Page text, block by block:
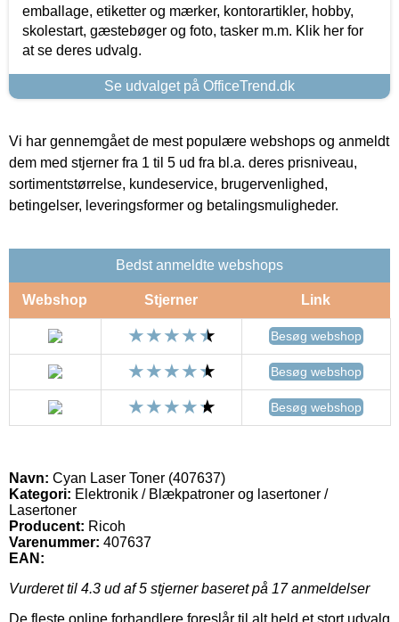
emballage, etiketter og mærker, kontorartikler, hobby,
skolestart, gæstebøger og foto, tasker m.m. Klik her for
at se deres udvalg.
Se udvalget på OfficeTrend.dk
Vi har gennemgået de mest populære webshops og anmeldt
dem med stjerner fra 1 til 5 ud fra bl.a. deres prisniveau,
sortimentstørrelse, kundeservice, brugervenlighed,
betingelser, leveringsformer og betalingsmuligheder.
Bedst anmeldte webshops
Webshop Stjerner Link
Besøg webshop
Besøg webshop
Besøg webshop
Navn: Cyan Laser Toner (407637)
Kategori: Elektronik / Blækpatroner og lasertoner /
Lasertoner
Producent: Ricoh
Varenummer: 407637
EAN:
Vurderet til 4.3 ud af 5 stjerner baseret på 17anmeldelser
De fleste online forhandlere foreslår til alt held et stort udvalg